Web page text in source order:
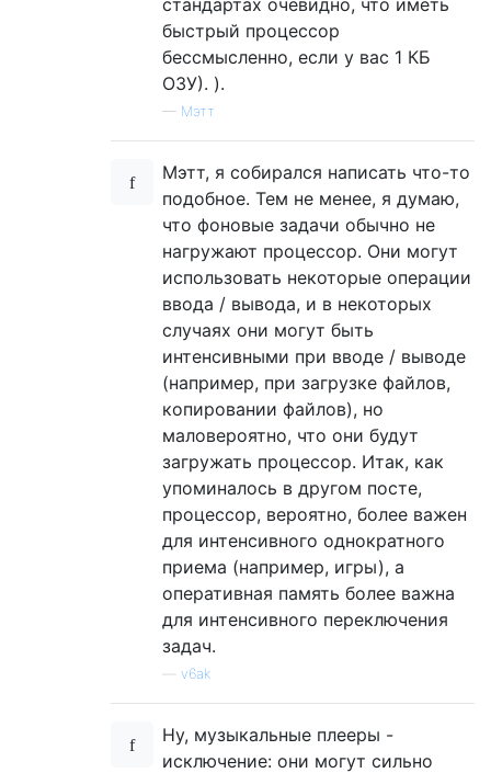
быстрый процессор
бессмысленно, если у вас 1 КБ
ОЗУ). ).
— Мэтт
Мэтт, я собирался написать что-то
подобное. Тем не менее, я думаю,
что фоновые задачи обычно не
нагружают процессор. Они могут
использовать некоторые операции
ввода / вывода, и в некоторых
случаях они могут быть
интенсивными при вводе / выводе
(например, при загрузке файлов,
копировании файлов), но
маловероятно, что они будут
загружать процессор. Итак, как
упоминалось в другом посте,
процессор, вероятно, более важен
для интенсивного однократного
приема (например, игры), а
оперативная память более важна
для интенсивного переключения
задач.
v6ak
Ну, музыкальные плееры -
исключение: они могут сильно